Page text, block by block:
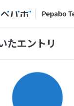
たエントリ